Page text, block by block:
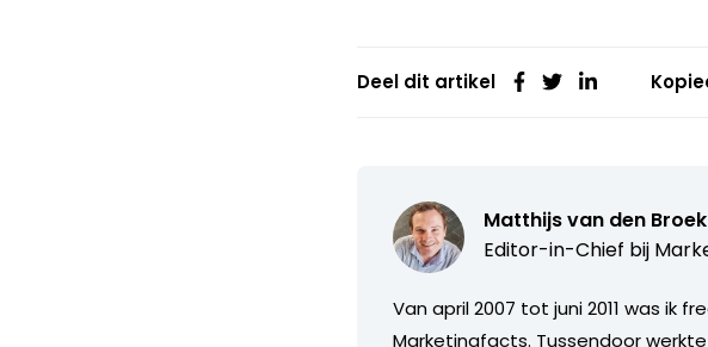
Deel dit artikel
Matthijs van den Broek
Editor-in-Chief bij
Van april 2007 tot juni 2011 was
Marketingfacts. Tussendoor